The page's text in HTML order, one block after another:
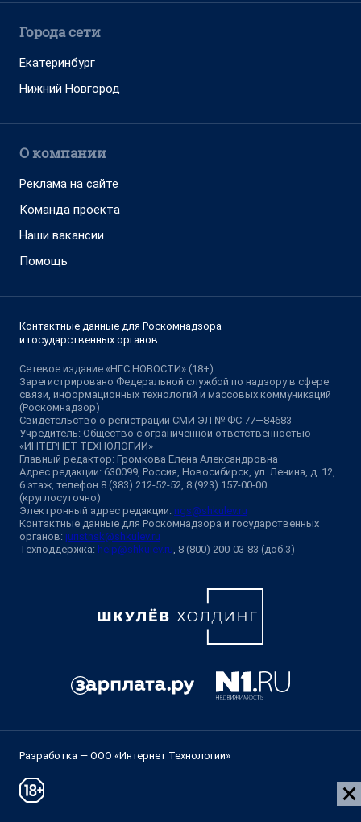
Города сети
Екатеринбург
Нижний Новгород
О компании
Реклама на сайте
Команда проекта
Наши вакансии
Помощь
Контактные данные для Роскомнадзора
и государственных органов
Сетевое издание «НГС.НОВОСТИ» (18+)
Зарегистрировано Федеральной службой по надзору в сфере
связи, информационных технологий и массовых коммуникаций
(Роскомнадзор)
Свидетельство о регистрации СМИ ЭЛ № ФС 77—84683
Учредитель: Общество с ограниченной ответственностью
«ИНТЕРНЕТ ТЕХНОЛОГИИ»
Главный редактор: Громкова Елена Александровна
Адрес редакции: 630099, Россия, Новосибирск, ул. Ленина, д. 12,
6 этаж, телефон 8 (383) 212-52-52, 8 (923) 157-00-00
(круглосуточно)
Электронный адрес редакции: ngs@shkulev.ru
Контактные данные для Роскомнадзора и государственных
органов: juristnsk@shkulev.ru
Техподдержка: help@shkulev.ru , 8 (800) 200-03-83 (доб.3)
Разработка — ООО «Интернет Технологии»